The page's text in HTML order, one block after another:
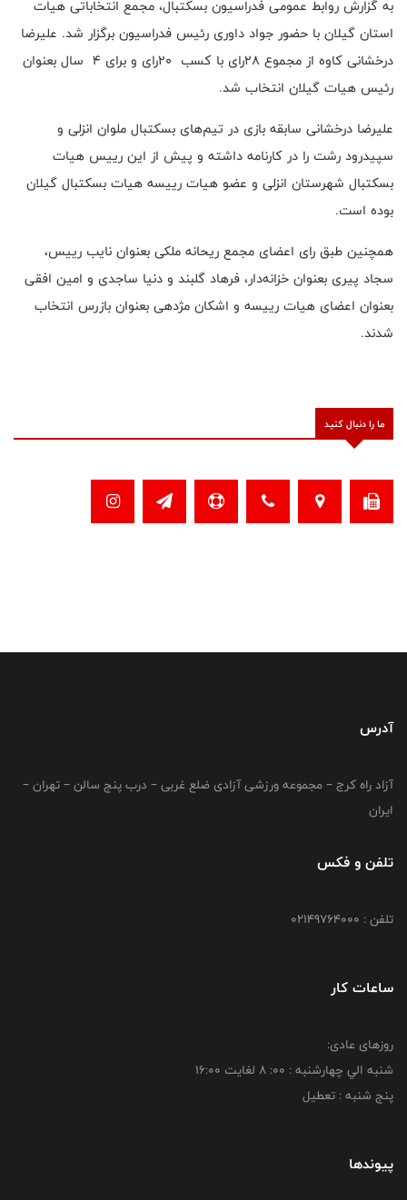
به گزارش روابط عمومی فدراسیون بسکتبال، مجمع انتخاباتی هیات
استان گیلان با حضور جواد داوری رئیس فدراسیون برگزار شد. علیرضا
درخشانی کاوه از مجموع ۲۸رای با کسب ۲۰رای و برای ۴ سال بعنوان
رئیس هیات گیلان انتخاب شد.
علیرضا درخشانی سابقه بازی در تیم‌های بسکتبال ملوان انزلی و
سپیدرود رشت را در کارنامه داشته و پیش از این رییس هیات
بسکتبال شهرستان انزلی و عضو هیات رییسه هیات بسکتبال گیلان
بوده است.
همچنین طبق رای اعضای مجمع ریحانه ملکی بعنوان نایب رییس،
سجاد پیری بعنوان خزانه‌دار، فرهاد گلبند و دنیا ساجدی و امین افقی
بعنوان اعضای هیات رییسه و اشکان مژدهی بعنوان بازرس انتخاب
شدند.
ما را دنبال کنید
آدرس
آزاد راه کرج – مجموعه ورزشی آزادی ضلع غربی – درب پنج سالن – تهران –
ایران
تلفن و فکس
تلفن : 02149764000
ساعات کار
روزهای عادی:
شنبه الي چهارشنبه : 00: 8 لغايت 16:00
پنج شنبه : تعطیل
پیوندها